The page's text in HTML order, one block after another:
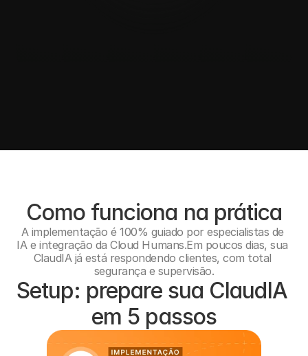
Como funciona na prática
A implementação é 100% guiado por especialistas de
IA e integração da Cloud Humans.Em poucos dias, sua
ClaudIA já está respondendo clientes, com total
segurança e supervisão.
Setup: prepare sua ClaudIA
em 5 passos